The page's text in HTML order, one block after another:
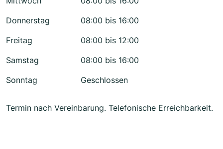
Donnerstag
08:00 bis 16:00
Freitag
08:00 bis 12:00
Samstag
08:00 bis 16:00
Sonntag
Geschlossen
Termin nach Vereinbarung. Telefonische Erreichbarkeit.